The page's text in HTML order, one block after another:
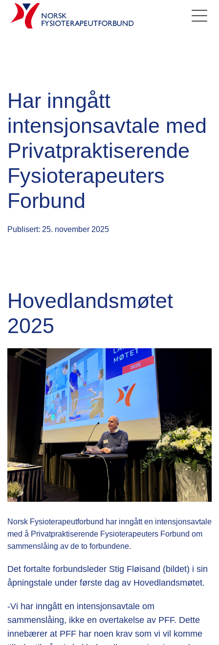
Har inngått
intensjonsavtale med
Privatpraktiserende
Fysioterapeuters
Forbund
Publisert: 25. november 2025
Hovedlandsmøtet
2025
Norsk Fysioterapeutforbund har inngått en intensjonsavtale
med å Privatpraktiserende Fysioterapeuters Forbund om
sammenslåing av de to forbundene.
Det fortalte forbundsleder Stig Fløisand (bildet) i sin
åpningstale under første dag av Hovedlandsmøtet.
-Vi har inngått en intensjonsavtale om
sammenslåing, ikke en overtakelse av PFF. Dette
innebærer at PFF har noen krav som vi vil komme